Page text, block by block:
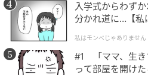
エキサイトニュース
入学式からわず
分かれ道に…【私
私はモンペじゃありません
#1 「ママ、生き
って部屋を開けた